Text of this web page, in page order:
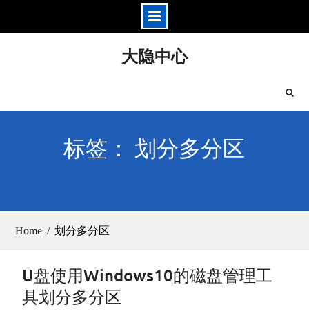
大隐中心
标签： 划分多分区
Home 划分多分区
U盘使用Windows10的磁盘管理工
具划分多分区